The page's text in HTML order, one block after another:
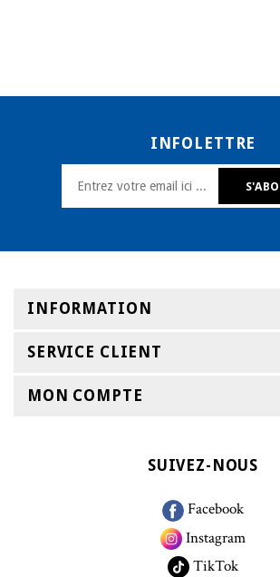
INFOLETTRE
INFORMATION
SERVICE CLIENT
MON COMPTE
SUIVEZ-NOUS
Facebook
Instagram
TikTok